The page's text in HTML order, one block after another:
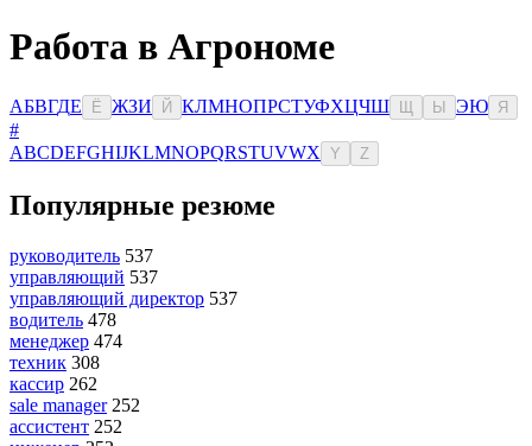
Работа в Агрономе
АБВГДЕ Ё ЖЗИ Й КЛМНОПРСТУФХЦЧШ Ы ЭЮ Я
#
ABCDEFGHIJKLMNOPQRSTUVWX Y Z
Популярные резюме
руководитель 537
управляющий 537
управляющий директор 537
водитель 478
менеджер 474
техник 308
кассир 262
sale manager 252
ассистент 252